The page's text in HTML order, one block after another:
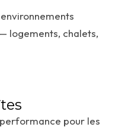
logements, chalets,
pour les